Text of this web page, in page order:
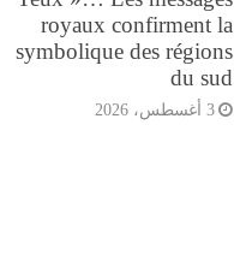
royaux confirment la
symbolique des régions
du sud
3 أغسطس، 2026